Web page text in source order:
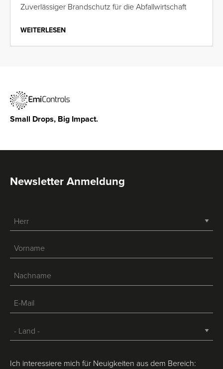
Zuverlässiger Brandschutz für die Abfallwirtschaft
WEITERLESEN
Small Drops, Big Impact.
Newsletter Anmeldung
Ich interessiere mich für Neuigkeiten aus dem Bereich: